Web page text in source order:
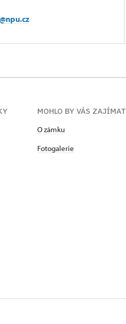
MOHLO BY VÁS ZAJÍMAT
​​​​​​O zámku
Fotogalerie